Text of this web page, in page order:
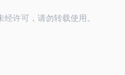
许可，请勿转载使用。